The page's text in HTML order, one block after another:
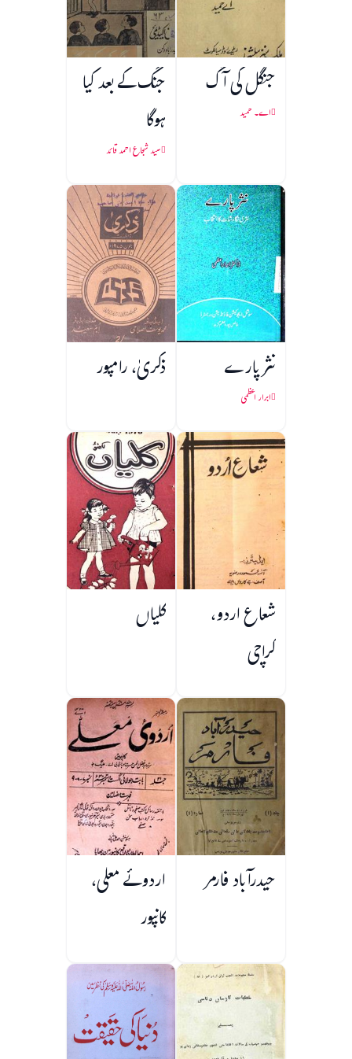
جنگل کی آگ
اے۔ حمید
جنگ کے بعد کیا
ہوگا
سید شجاع احمد قائد
نثر پارے
ابرار اعظمی
ذکریٰ، رامپور
شعاع اردو،
کراچی
کلیاں
حیدرآباد فارمر اردوئے معلی،
کانپور